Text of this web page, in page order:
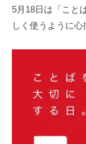
5⽉18⽇は「こと
しく使うように⼼